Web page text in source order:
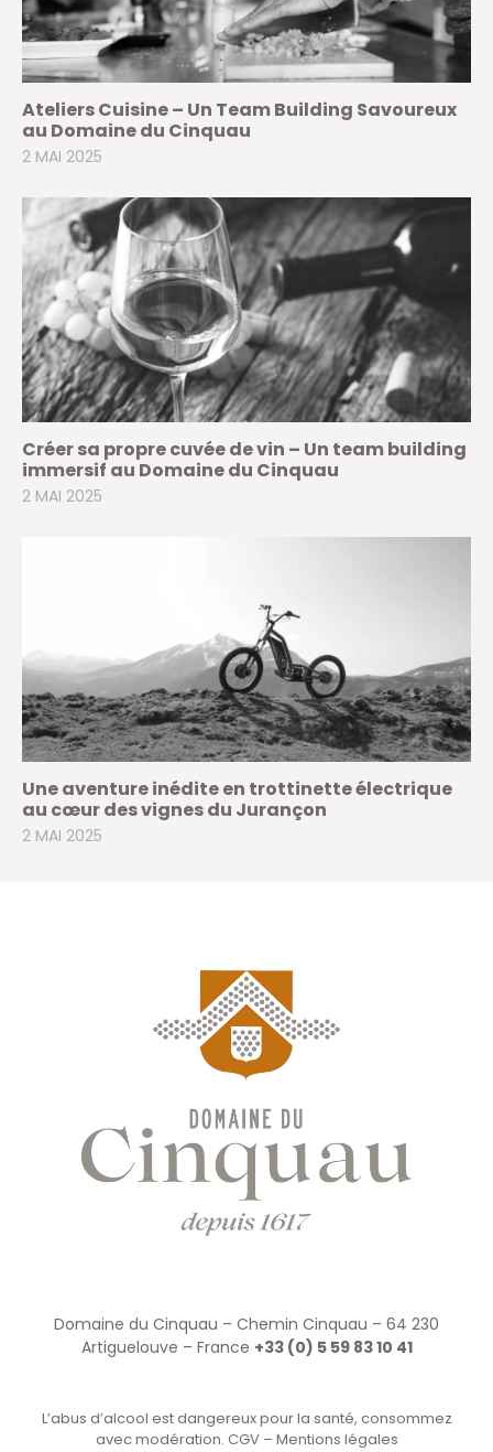
Ateliers Cuisine – Un Team Building Savoureux
au Domaine du Cinquau
2 MAI 2025
Créer sa propre cuvée de vin – Un team building
immersif au Domaine du Cinquau
2 MAI 2025
Une aventure inédite en trottinette électrique
au cœur des vignes du Jurançon
2 MAI 2025
Domaine du Cinquau – Chemin Cinquau – 64 230
Artiguelouve – France +33 (0) 5 59 83 10 41
L’abus d’alcool est dangereux pour la santé, consommez
avec modération. CGV– Mentions légales